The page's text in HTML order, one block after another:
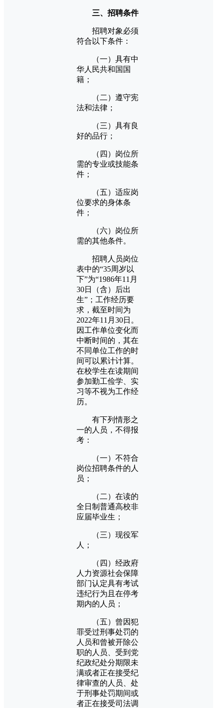
三、招聘条件
招聘对象必须
符合以下条件：
（一）具有中
华人民共和国国
籍；
（二）遵守宪
法和法律；
（三）具有良
好的品行；
（四）岗位所
需的专业或技能条
件；
（五）适应岗
位要求的身体条
件；
（六）岗位所
需的其他条件。
招聘人员岗位
表中的“35周岁以
下”为“1986年11月
30日（含）后出
生”；工作经历要
求，截至时间为
2022年11月30日。
因工作单位变化而
中断时间的，其在
不同单位工作的时
间可以累计计算。
在校学生在读期间
参加勤工俭学、实
习等不视为工作经
历。
有下列情形之
一的人员，不得报
考：
（一）不符合
岗位招聘条件的人
员；
（二）在读的
全日制普通高校非
应届毕业生；
（三）现役军
人；
（四）经政府
人力资源社会保障
部门认定具有考试
违纪行为且在停考
期内的人员；
（五）曾因犯
罪受过刑事处罚的
人员和曾被开除公
职的人员、受到党
纪政纪处分期限未
满或者正在接受纪
律审查的人员、处
于刑事处罚期间或
者正在接受司法调